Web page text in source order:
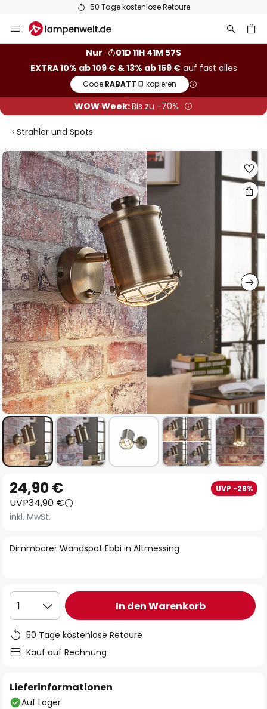
50 Tage kostenlose Retoure
Inhalt
Nur
01D 11H 41M 56S
EXTRA 10% ab 109 € & 13% ab 159 €auf fast alles
Code:RABATT kopieren
WOW Week:Bis zu -70%
Strahler und Spots
Zum
Ende
der
Bildgalerie
springen
Anfang
der
Bildgalerie
Dimmbarer Wandspot Ebbi in Altmessing
24,90 € UVP -28%
UVP34,90 €
inkl. MwSt.
1 In den Warenkorb
50 Tage kostenlose Retoure
Kauf auf Rechnung
Lieferinformationen
Auf Lager